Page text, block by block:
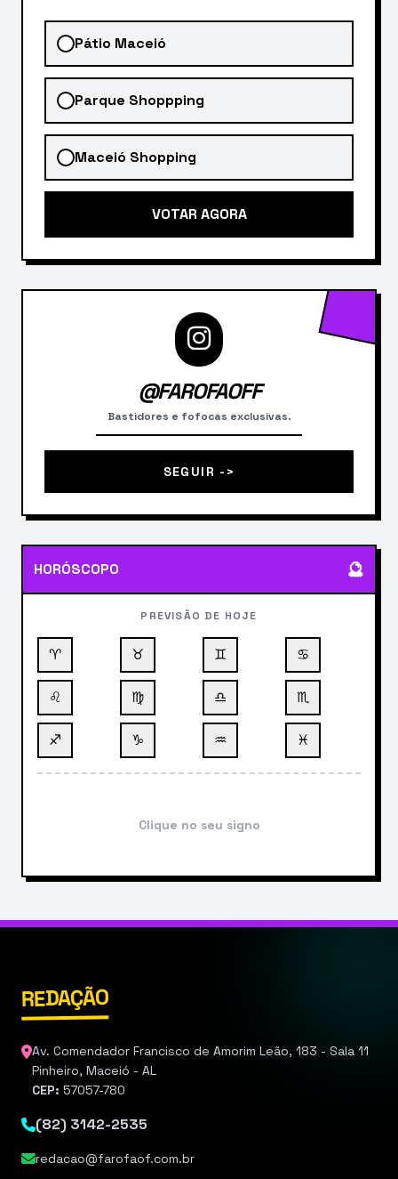
Pátio Maceió
Parque Shoppping
Maceió Shopping
VOTAR AGORA
@FAROFAOFF
Bastidores e fofocas exclusivas.
SEGUIR ->
HORÓSCOPO 🔮
PREVISÃO DE HOJE
♈ ♉ ♊ ♋
♌ ♍ ♎ ♏
♐ ♑ ♒ ♓
Clique no seu signo
REDAÇÃO
Av. Comendador Francisco de Amorim Leão, 183 - Sala 11
Pinheiro, Maceió - AL
CEP: 57057-780
(82) 3142-2535
redacao@farofaof.com.br